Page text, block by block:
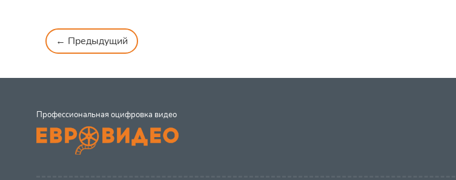
← Предыдущий
Профессиональная оцифровка видео